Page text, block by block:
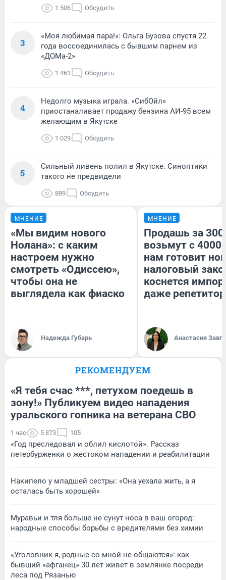
1 506 Обсудить
3
«Моя любимая пара!»: Ольга Бузова спустя 22
года воссоединилась с бывшим парнем из
«ДОМа-2»
1 461 Обсудить
4
Недолго музыка играла. «СибОйл»
приостаналивает продажу бензина АИ-95 всем
желающим в Якутске
1 029 Обсудить
5
Сильный ливень полил в Якутске. Синоптики
такого не предвидели
889 Обсудить
МНЕНИЕ
«Мы видим нового
Нолана»: с каким
настроем нужно
смотреть «Одиссею»,
чтобы она не
выглядела как фиаско
Надежда Губарь
МНЕНИЕ
Продашь за
возьмут с
нам готовит
налоговый
коснется
даже
Анастасия
РЕКОМЕНДУЕМ
«Я тебя счас ***, петухом поедешь в
зону!» Публикуем видео нападения
уральского гопника на ветерана СВО
1 час 5 873 105
«Год преследовал и облил кислотой». Рассказ
петербурженки о жестоком нападении и реабилитации
Накипело у младшей сестры: «Она уехала жить, а я
осталась быть хорошей»
Муравьи и тля больше не сунут носа в ваш огород:
народные способы борьбы с вредителями без химии
«Уголовник я, родные со мной не общаются»: как
бывший «афганец» 30 лет живет в землянке посреди
леса под Рязанью